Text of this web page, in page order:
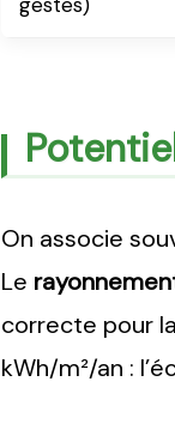
gestes)
On associe
Le
correcte pour
kWh/m²/an :